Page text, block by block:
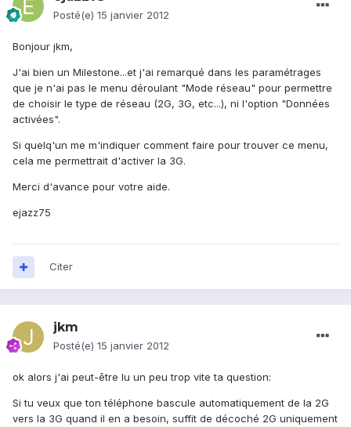
Posté(e) 15 janvier 2012
Bonjour jkm,
J'ai bien un Milestone...et j'ai remarqué dans les paramétrages
que je n'ai pas le menu déroulant "Mode réseau" pour permettre
de choisir le type de réseau (2G, 3G, etc...), ni l'option "Données
activées".
Si quelq'un me m'indiquer comment faire pour trouver ce menu,
cela me permettrait d'activer la 3G.
Merci d'avance pour votre aide.
ejazz75
Citer
jkm
Posté(e) 15 janvier 2012
ok alors j'ai peut-être lu un peu trop vite ta question:
Si tu veux que ton téléphone bascule automatiquement de la 2G
vers la 3G quand il en a besoin, suffit de décoché 2G uniquement